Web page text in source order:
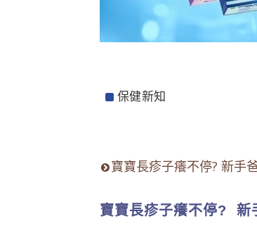
保健新知
寶寶長疹子癢不停? 新手
寶寶長疹子癢不停? 新